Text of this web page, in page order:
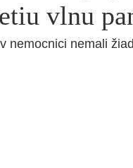
vlnu
nemocnici nemali